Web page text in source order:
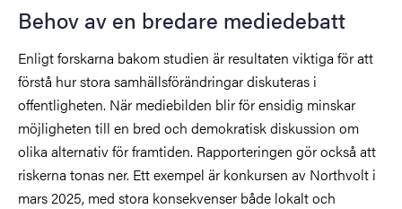
Behov av en bredare mediedebatt
Enligt forskarna bakom studien är resultaten viktiga för att
förstå hur stora samhällsförändringar diskuteras i
offentligheten. När mediebilden blir för ensidig minskar
möjligheten till en bred och demokratisk diskussion om
olika alternativ för framtiden. Rapporteringen gör också att
riskerna tonas ner. Ett exempel är konkursen av Northvolt i
mars 2025, med stora konsekvenser både lokalt och